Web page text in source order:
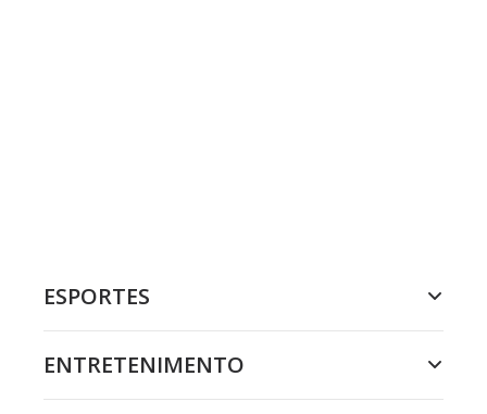
ESPORTES
ENTRETENIMENTO